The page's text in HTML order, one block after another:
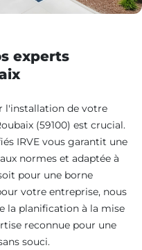
experts
l'installation de votre
(59100) est crucial.
IRVE vous garantit une
normes et adaptée à
pour une borne
votre entreprise, nous
la planification à la mise
reconnue pour une
souci.